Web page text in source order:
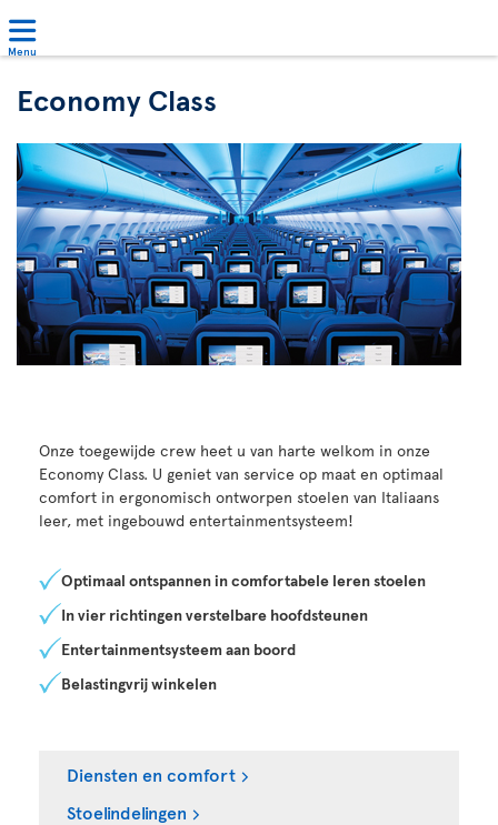
Menu
Economy Class
Onze toegewijde crew heet u van harte welkom in onze
Economy Class. U geniet van service op maat en optimaal
comfort in ergonomisch ontworpen stoelen van Italiaans
leer, met ingebouwd entertainmentsysteem!
Optimaal ontspannen in comfortabele leren stoelen
In vier richtingen verstelbare hoofdsteunen
Entertainmentsysteem aan boord
Belastingvrij winkelen
Diensten en comfort
Stoelindelingen